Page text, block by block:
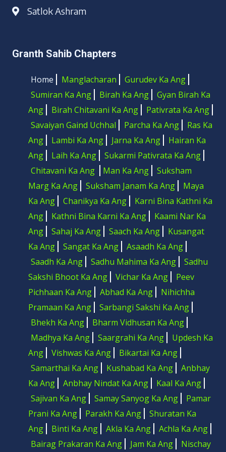
61. (60) Nischay Ka Ang
65. (64) Karam Dand Moksh Puran
67. (66) Arajnama
06:03
68. (67) Bhakti Maal Shabdi Arajnama
18:10
69. (68) Tribhangi Chhand
70. (69) Mool Gyan
21:27
71. (70) Brahm Bedi
07:07
72. (71) Brahm Kalan
08:16
73. (72) Sushmani Sampat
74. (73) Gyan Tilak
07:35
75. (74) Hans Paramhans Ki Katha
09:22
76. (75) Bhagal Vaani
07:36
77. (76) Vigyaan Satotra
05:08
78. (77) Shiv Satotra
04:12
79. (78) Shiv Ki Aarti
03:42
80. (79) Ann Dev Ki Aarti Badi
81. (80) Ann Dev Ki Aarti Choti
02:23
82. (81) Aadi Maya Ki Aarti
09:01
83. (82) Maya Ka Granth
09:26
84. (83) Kaum Chhatis Ka Granth
07:48
85. (84) Tark Vedi
09:56
86. (85) Ekta Upjavan Ka Ang
06:29
87. (86) Bhram Khandan Granth
06:48
88. (87) Shabdi Prathama
05:40
89. (88) Shabdi Dvitya
01:16
90. (89) Andruni Rasa Fool Maal
05:11
91. (90) Gyan Parichay
08:13
92. (91) Pad Hansavali
05:27
93. (92) Kaya Beli
11:20
94. (93) Shatdarshan Ghamod Behda
04:48
95. (94) Behde Ka Granth
14:52
96. (95) Mool Updesh Granth
03:58
97. (96) Alafnama
04:40
98. (97) Sarv Lakshana Granth
03:21
99. (98) Mool Mantra
100. (99) Suraj Gayatri
00:30
Satlok Ashram
Granth Sahib Chapters
Home Manglacharan
Gurudev Ka Ang
Sumiran Ka Ang
Birah Ka Ang
Gyan Birah Ka
Ang
Birah Chitavani Ka Ang
Pativrata Ka Ang
Savaiyan Gaind Uchhal
Parcha Ka Ang
Ras Ka
Ang
Lambi Ka Ang Jarna Ka Ang
Hairan Ka
Ang
Laih Ka Ang
Sukarmi Pativrata Ka Ang
Chitavani Ka Ang
Man Ka Ang
Suksham
Marg Ka Ang
Suksham Janam Ka Ang
Maya
Ka Ang
Chanikya Ka Ang
Karni Bina Kathni Ka
Ang
Kathni Bina Karni Ka Ang
Kaami Nar Ka
Ang
Sahaj Ka Ang Saach Ka Ang
Kusangat
Ka Ang
Sangat Ka Ang
Asaadh Ka Ang
Saadh Ka Ang
Sadhu Mahima Ka Ang
Sadhu
Sakshi Bhoot Ka Ang
Vichar Ka Ang
Peev
Pichhaan Ka Ang
Abhad Ka Ang
Nihichha
Pramaan Ka Ang
Sarbangi Sakshi Ka Ang
Bhekh Ka Ang
Bharm Vidhusan Ka Ang
Madhya Ka Ang
Saargrahi Ka Ang
Updesh Ka
Ang
Vishwas Ka Ang
Bikartai Ka Ang
Samarthai Ka Ang
Kushabad Ka Ang
Anbhay
Ka Ang
Anbhay Nindat Ka Ang
Kaal Ka Ang
Sajivan Ka Ang
Samay Sanyog Ka Ang
Pamar
Prani Ka Ang
Parakh Ka Ang
Shuratan Ka
Ang
Binti Ka Ang Akla Ka Ang
Achla Ka Ang
Bairag Prakaran Ka Ang
Jam Ka Ang
Nischay